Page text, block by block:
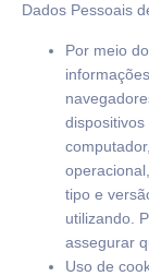
Dados Pessoais
Por meio
tipo e
utilizando.
assegurar
Uso de